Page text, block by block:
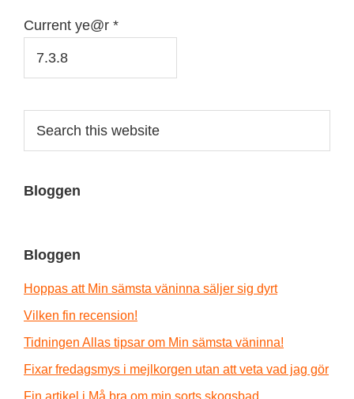
Current ye@r *
Primary
Sidebar
this
Bloggen
Bloggen
Hoppas att Min sämsta väninna säljer sig dyrt
Vilken fin recension!
Tidningen Allas tipsar om Min sämsta väninna!
Fixar fredagsmys i mejlkorgen utan att veta vad jag gör
Fin artikel i Må bra om min sorts skogsbad